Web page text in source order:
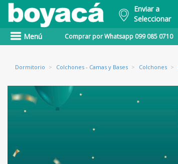
Enviar a
Seleccionar
Menú Comprar por Whatsapp 099 085 0710
Dormitorio > Colchones - Camas y Bases > Colchones >